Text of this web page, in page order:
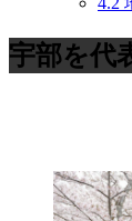
宇部を代